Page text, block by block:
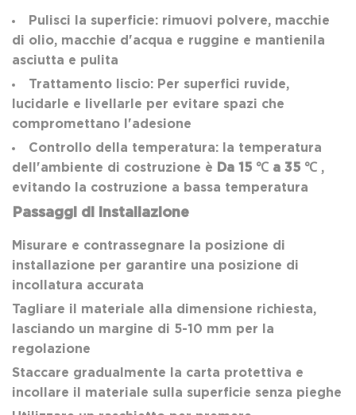
Pulisci la superficie: rimuovi polvere, macchie
di olio, macchie d'acqua e ruggine e mantienila
asciutta e pulita
Trattamento liscio: Per superfici ruvide,
lucidarle e livellarle per evitare spazi che
compromettano l'adesione
Controllo della temperatura: la temperatura
dell'ambiente di costruzione è
Da 15 ℃ a 35 ℃ ,
evitando la costruzione a bassa temperatura
Passaggi di installazione
Misurare e contrassegnare la posizione di
installazione per garantire una posizione di
incollatura accurata
Tagliare il materiale alla dimensione richiesta,
lasciando un margine di 5-10 mm per la
regolazione
Staccare gradualmente la carta protettiva e
incollare il materiale sulla superficie senza pieghe